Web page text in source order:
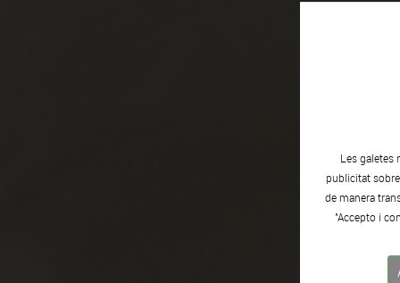
Les galetes
publicitat
de manera
"Accepto i